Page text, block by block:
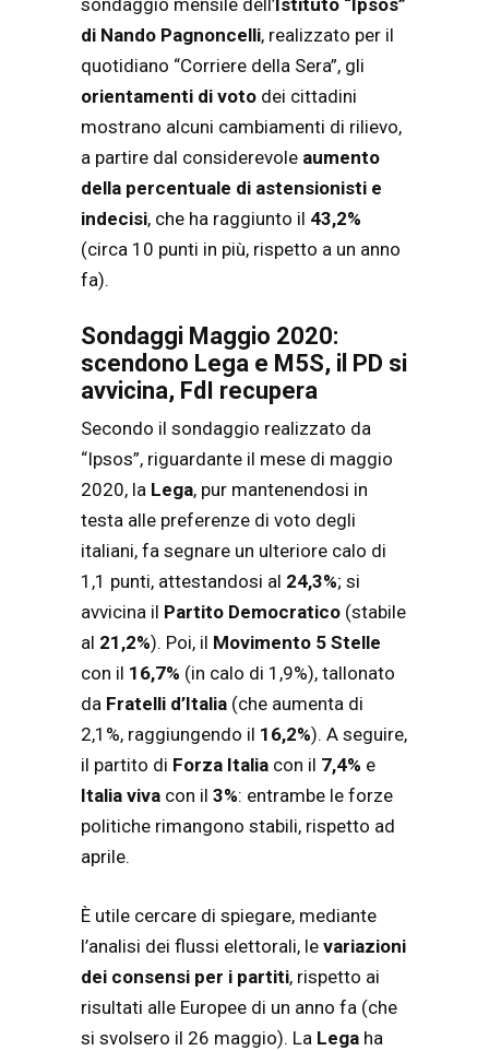
di Nando Pagnoncelli, realizzato per il
quotidiano “Corriere della Sera”, gli
orientamenti di voto dei cittadini
mostrano alcuni cambiamenti di rilievo,
a partire dal considerevole aumento
della percentuale di astensionisti e
indecisi, che ha raggiunto il 43,2%
(circa 10 punti in più, rispetto a un anno
fa).
Sondaggi Maggio 2020:
scendono Lega e M5S, il PD si
avvicina, FdI recupera
Secondo il sondaggio realizzato da
“Ipsos”, riguardante il mese di maggio
2020, la Lega, pur mantenendosi in
testa alle preferenze di voto degli
italiani, fa segnare un ulteriore calo di
1,1 punti, attestandosi al 24,3%; si
avvicina il Partito Democratico (stabile
al 21,2%). Poi, il Movimento 5 Stelle
con il 16,7% (in calo di 1,9%), tallonato
da Fratelli d’Italia (che aumenta di
2,1%, raggiungendo il 16,2%). A seguire,
il partito di Forza Italia con il 7,4% e
Italia viva con il 3%: entrambe le forze
politiche rimangono stabili, rispetto ad
aprile.
È utile cercare di spiegare, mediante
l’analisi dei flussi elettorali, le variazioni
dei consensi per i partiti, rispetto ai
risultati alle Europee di un anno fa (che
si svolsero il 26 maggio). La Lega ha